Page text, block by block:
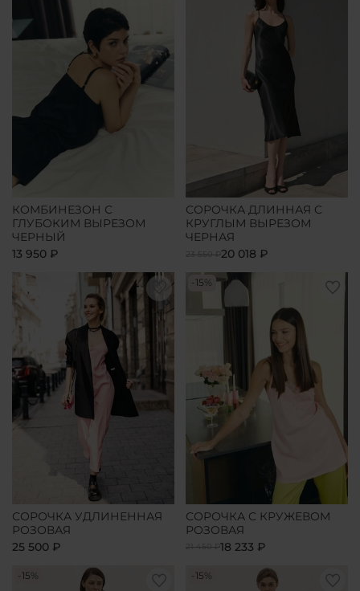
КОМБИНЕЗОН С
ГЛУБОКИМ ВЫРЕЗОМ
ЧЕРНЫЙ
13 950 ₽
СОРОЧКА ДЛИННАЯ С
КРУГЛЫМ ВЫРЕЗОМ
ЧЕРНАЯ
23 550 ₽20 018 ₽
СОРОЧКА УДЛИНЕННАЯ
РОЗОВАЯ
25 500 ₽
-15%
СОРОЧКА С КРУЖЕВОМ
РОЗОВАЯ
21 450 ₽18 233 ₽
-15% -15%